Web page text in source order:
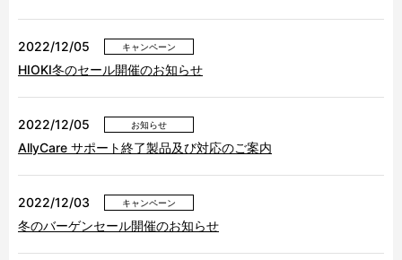
2022/12/05 キャンペーン
HIOKI冬のセール開催のお知らせ
2022/12/05 お知らせ
AllyCare サポート終了製品及び対応のご案内
2022/12/03 キャンペーン
冬のバーゲンセール開催のお知らせ